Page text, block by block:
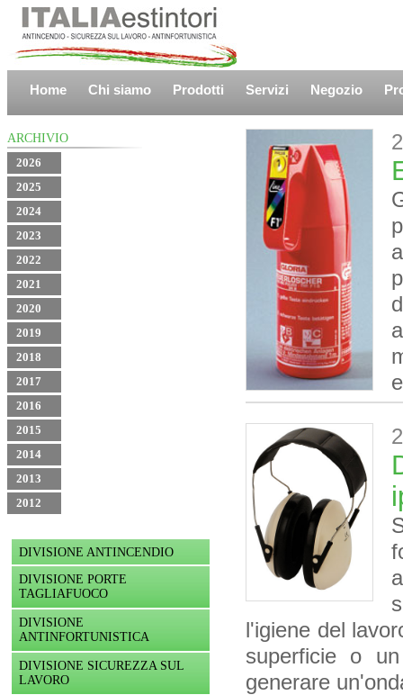
Home Chi siamo Prodotti Servizi Negozio
ARCHIVIO
2026
2025
2024
2023
2022
2021
2020
2019
2018
2017
2016
2015
2014
2013
2012
DIVISIONE ANTINCENDIO
DIVISIONE PORTE
TAGLIAFUOCO
DIVISIONE
ANTINFORTUNISTICA
DIVISIONE SICUREZZA SUL
LAVORO
l'igiene del
superficie o
generare